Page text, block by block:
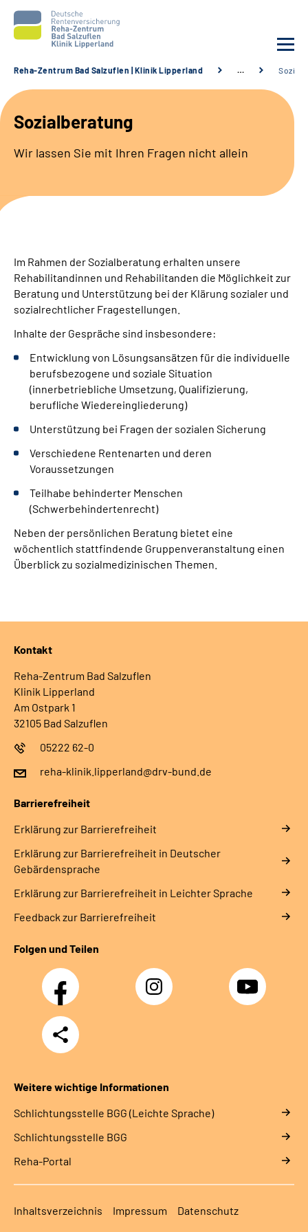
Unsere Klinik
Unsere Angebote
Suche
Gebärdensprache
Reha-Zentrum Bad Salzuflen | Klinik Lipperland …
Sozialberatung
Wir lassen Sie mit Ihren Fragen nicht allein
Im Rahmen der Sozialberatung erhalten unsere
Rehabilitandinnen und Rehabilitanden die Möglichkeit zur
Beratung und Unterstützung bei der Klärung sozialer und
sozialrechtlicher Fragestellungen.
Inhalte der Gespräche sind insbesondere:
Entwicklung von Lösungsansätzen für die individuelle
berufsbezogene und soziale Situation
(innerbetriebliche Umsetzung, Qualifizierung,
berufliche Wiedereingliederung)
Unterstützung bei Fragen der sozialen Sicherung
Verschiedene Rentenarten und deren
Voraussetzungen
Teilhabe behinderter Menschen
(Schwerbehindertenrecht)
Neben der persönlichen Beratung bietet eine
wöchentlich stattfindende Gruppenveranstaltung einen
Überblick zu sozialmedizinischen Themen.
Kontakt
Reha-Zentrum Bad Salzuflen
Klinik Lipperland
Am Ostpark 1
32105 Bad Salzuflen
05222 62-0
reha-klinik.lipperland@drv-bund.de
Barrierefreiheit
Erklärung zur Barrierefreiheit
Erklärung zur Barrierefreiheit in Deutscher
Gebärdensprache
Erklärung zur Barrierefreiheit in Leichter Sprache
Feedback zur Barrierefreiheit
Folgen und Teilen
Facebook Instagram YouTube
Teilen
Weitere wichtige Informationen
Schlich­tungs­stel­le BGG (Leichte Sprache)
Schlich­tungs­stel­le BGG
Reha-Portal
Inhaltsverzeichnis Impressum Datenschutz